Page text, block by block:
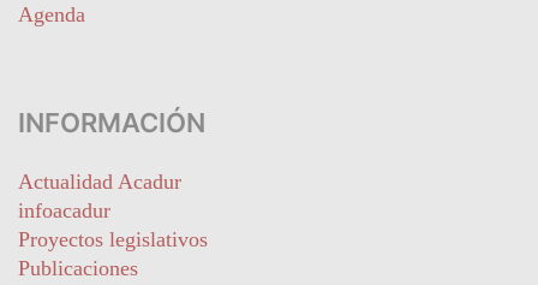
Agenda
INFORMACIÓN
Actualidad Acadur
infoacadur
Proyectos legislativos
Publicaciones